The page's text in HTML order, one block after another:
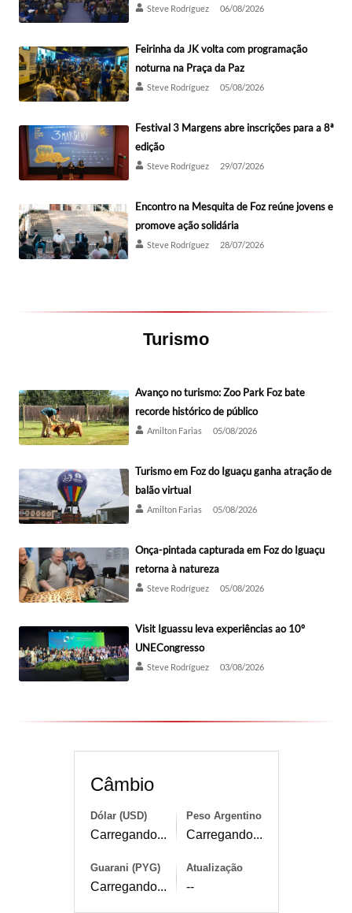
Steve Rodríguez 06/08/2026
Feirinha da JK volta com programação
noturna na Praça da Paz
Steve Rodríguez 05/08/2026
Festival 3 Margens abre inscrições para a 8ª
edição
Steve Rodríguez 29/07/2026
Encontro na Mesquita de Foz reúne jovens e
promove ação solidária
Steve Rodríguez 28/07/2026
Turismo
Avanço no turismo: Zoo Park Foz bate
recorde histórico de público
Amilton Farias 05/08/2026
Turismo em Foz do Iguaçu ganha atração de
balão virtual
Amilton Farias 05/08/2026
Onça-pintada capturada em Foz do Iguaçu
retorna à natureza
Steve Rodríguez 05/08/2026
Visit Iguassu leva experiências ao 10º
UNECongresso
Steve Rodríguez 03/08/2026
Câmbio
Dólar (USD)
Carregando...
Peso Argentino
Carregando...
Guarani (PYG)
Carregando...
Atualização
--